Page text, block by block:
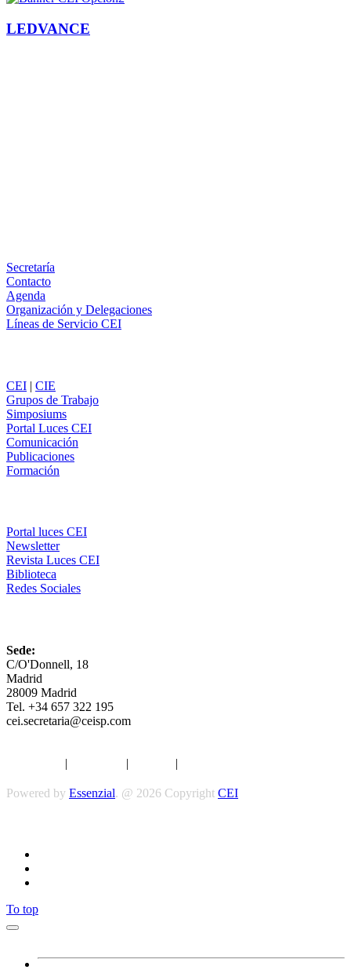
LEDVANCE
Secretaría
Contacto
Agenda
Organización y Delegaciones
Líneas de Servicio CEI
CEI | CIE
Grupos de Trabajo
Simposiums
Portal Luces CEI
Comunicación
Publicaciones
Formación
Portal luces CEI
Newsletter
Revista Luces CEI
Biblioteca
Redes Sociales
Sede:
C/O'Donnell, 18
Madrid
28009 Madrid
Tel. +34 657 322 195
cei.secretaria@ceisp.com
| | |
Powered by Essenzial. @ 2026 Copyright CEI
To top